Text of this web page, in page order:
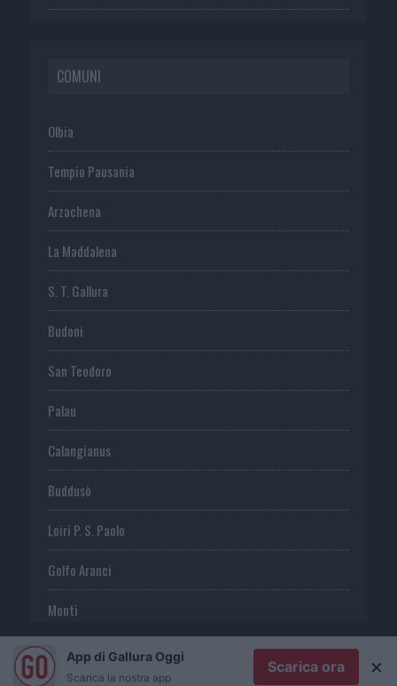
COMUNI
Olbia
Tempio Pausania
Arzachena
La Maddalena
S. T. Gallura
Budoni
San Teodoro
Palau
Calangianus
Buddusò
Loiri P. S. Paolo
Golfo Aranci
Monti
TeltiApp di Gallura Oggi
Scarica la nostra app
Scarica ora ×